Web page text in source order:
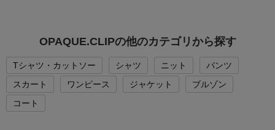
OPAQUE.CLIPの他のカテゴリから探す
Tシャツ・カットソー シャツ ニット
パンツ
スカート
ワンピース ジャケット
ブルゾン
コート